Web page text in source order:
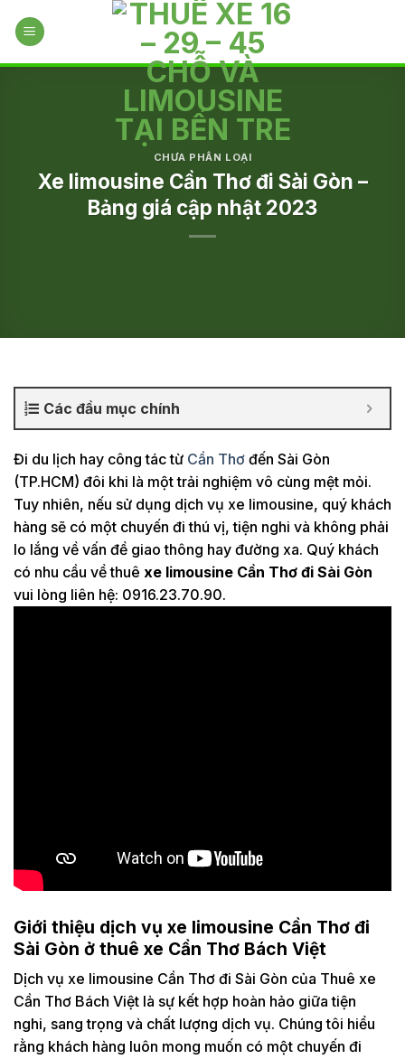
CHƯA PHÂN LOẠI
Xe limousine Cần Thơ đi Sài Gòn –
Bảng giá cập nhật 2023
Các đầu mục chính
Đi du lịch hay công tác từ Cần Thơ đến Sài Gòn
(TP.HCM) đôi khi là một trải nghiệm vô cùng mệt mỏi.
Tuy nhiên, nếu sử dụng dịch vụ xe limousine, quý khách
hàng sẽ có một chuyến đi thú vị, tiện nghi và không phải
lo lắng về vấn đề giao thông hay đường xa. Quý khách
có nhu cầu về thuê xe limousine Cần Thơ đi Sài Gòn
vui lòng liên hệ: 0916.23.70.90.
Giới thiệu dịch vụ xe limousine Cần Thơ đi
Sài Gòn ở thuê xe Cần Thơ Bách Việt
Dịch vụ xe limousine Cần Thơ đi Sài Gòn của Thuê xe
Cần Thơ Bách Việt là sự kết hợp hoàn hảo giữa tiện
nghi, sang trọng và chất lượng dịch vụ. Chúng tôi hiểu
rằng khách hàng luôn mong muốn có một chuyến đi